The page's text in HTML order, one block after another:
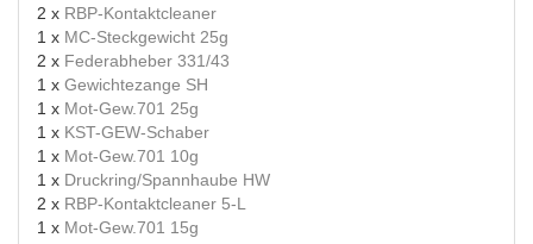
2 x RBP-Kontaktcleaner
1 x MC-Steckgewicht 25g
2 x Federabheber 331/43
1 x Gewichtezange SH
1 x Mot-Gew.701 25g
1 x KST-GEW-Schaber
1 x Mot-Gew.701 10g
1 x Druckring/Spannhaube HW
2 x RBP-Kontaktcleaner 5-L
1 x Mot-Gew.701 15g